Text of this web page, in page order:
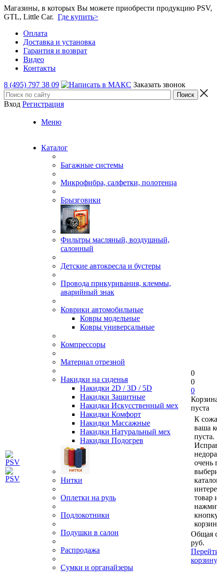
Магазины, в которых Вы можете приобрести продукцию PSV,
GTL, Little Car. Где купить>
Оплата
Доставка и установка
Гарантия и возврат
Видео
Контакты
8 (495) 797 38 09
Заказать звонок
Вход Регистрация
Меню
Каталог
Багажные системы
Микрофибра, салфетки, полотенца
Брызговики
Фильтры масляный, воздушный,
салонный
Детские автокресла и бустеры
Провода прикуривания, клеммы,
аварийный знак
Коврики автомобильные
Ковры модельные
Ковры универсальные
Компрессоры
Материал отрезной
Накидки на сиденья
Накидки 2D / 3D / 5D
Накидки Защитные
Накидки Искусственный мех
Накидки Комфорт
Накидки Массажные
Накидки Натуральный мех
Накидки Подогрев
Нитки
Оплетки на руль
Подлокотники
Подушки в салон
Распродажа
Сумки и органайзеры
0
0
0
пуста
К
ваша
пуста.
очень
товар
Общая
руб.
корзину